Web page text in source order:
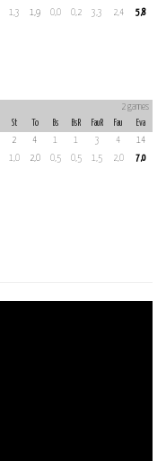
1,3 1,9 0,0 0,2 3,3 2,4
5,8
2 games
St To Bs BsR FauR Fau
Eva
2 4 1 1 3 4
14
1,0 2,0 0,5 0,5 1,5 2,0
7,0